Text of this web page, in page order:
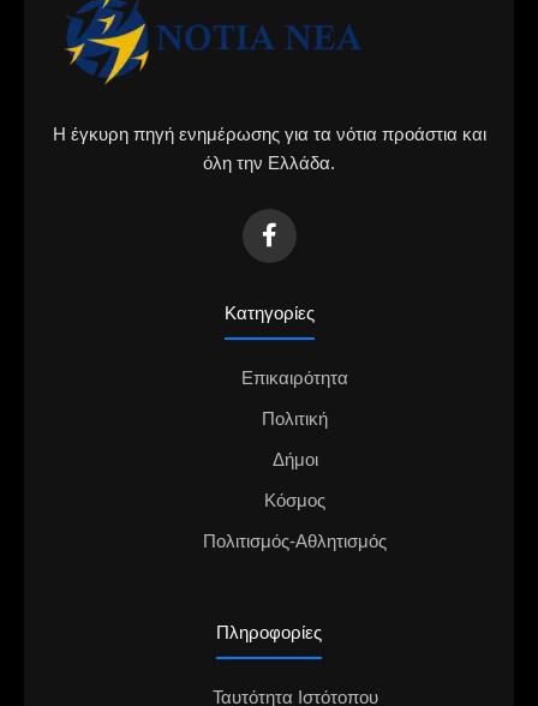
Η έγκυρη πηγή ενημέρωσης για τα νότια προάστια και
όλη την Ελλάδα.
Κατηγορίες
Επικαιρότητα
Πολιτική
Δήμοι
Κόσμος
Πολιτισμός-Αθλητισμός
Πληροφορίες
Ταυτότητα Ιστότοπου